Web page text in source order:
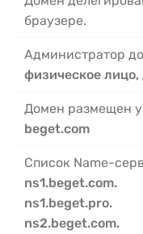
браузере.
Администратор
физическое
Домен размещен
beget.com
Список Name-
ns1.beget.com.
ns1.beget.pro.
ns2.beget.com.